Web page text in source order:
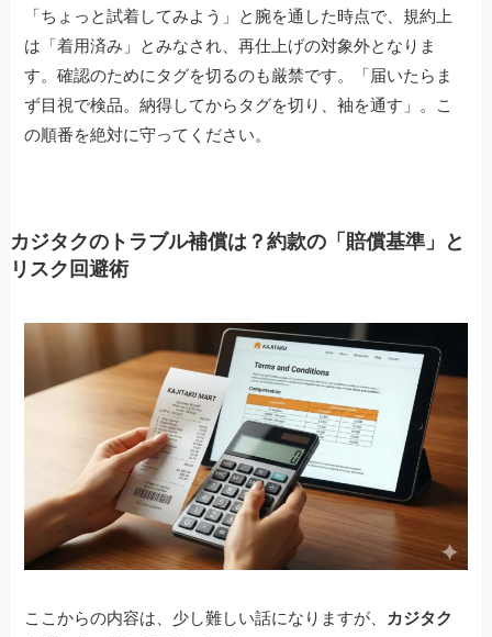
「ちょっと試着してみよう」と腕を通した時点で、規約上
は「着用済み」とみなされ、再仕上げの対象外となりま
す。確認のためにタグを切るのも厳禁です。「届いたらま
ず目視で検品。納得してからタグを切り、袖を通す」。こ
の順番を絶対に守ってください。
カジタクのトラブル補償は？約款の「賠償基準」と
リスク回避術
ここからの内容は、少し難しい話になりますが、 カジタク